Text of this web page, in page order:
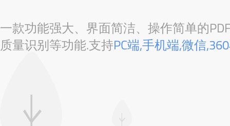
一款功能强大、界面简洁、操作简单的
质量识别等功能.支持PC端,手机端,微信